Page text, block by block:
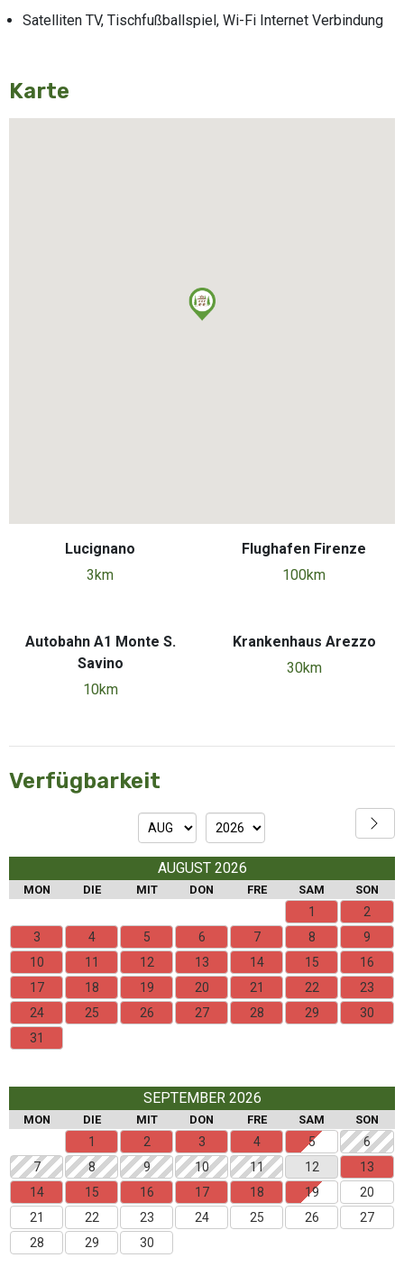
Satelliten TV, Tischfußballspiel, Wi-Fi Internet Verbindung
Karte
Lucignano
3km
Flughafen Firenze
100km
Autobahn A1 Monte S.
Savino
10km
Krankenhaus Arezzo
30km
Verfügbarkeit
AUGUST 2026
MON DIE MIT DON FRE SAM SON
1
2
3
4 5 6 7 8
9
10
11 12 13 14 15
16
17
18 19 20 21 22
23
24
25 26 27 28 29
30
31
SEPTEMBER 2026
MON DIE MIT DON FRE SAM SON
1 2 3 4 5
6
7
8 9 10 11 12
13
14
15 16 17 18 19
20
21
22 23 24 25 26
27
28
29 30